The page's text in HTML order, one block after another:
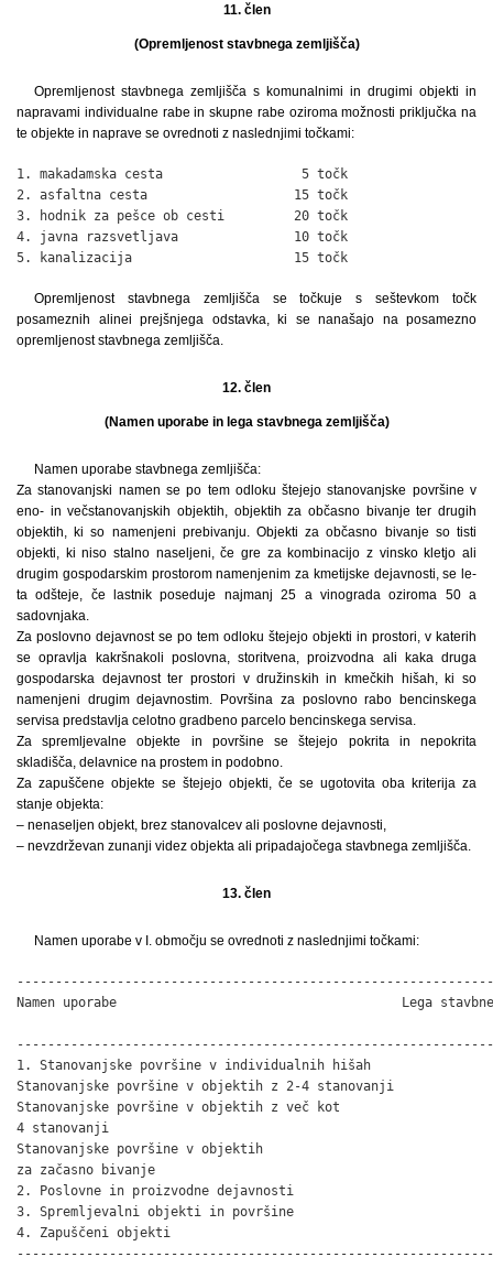
11. člen
(Opremljenost stavbnega zemljišča)
Opremljenost stavbnega zemljišča s komunalnimi in drugimi objekti in
napravami individualne rabe in skupne rabe oziroma možnosti priključka na
te objekte in naprave se ovrednoti z naslednjimi točkami:
1. makadamska cesta                  5 točk
2. asfaltna cesta                   15 točk
3. hodnik za pešce ob cesti         20 točk
4. javna razsvetljava               10 točk
5. kanalizacija                     15 točk
Opremljenost stavbnega zemljišča se točkuje s seštevkom točk
posameznih alinei prejšnjega odstavka, ki se nanašajo na posamezno
opremljenost stavbnega zemljišča.
12. člen
(Namen uporabe in lega stavbnega zemljišča)
Namen uporabe stavbnega zemljišča:
Za stanovanjski namen se po tem odloku štejejo stanovanjske površine v
eno- in večstanovanjskih objektih, objektih za občasno bivanje ter drugih
objektih, ki so namenjeni prebivanju. Objekti za občasno bivanje so tisti
objekti, ki niso stalno naseljeni, če gre za kombinacijo z vinsko kletjo ali
drugim gospodarskim prostorom namenjenim za kmetijske dejavnosti, se le-
ta odšteje, če lastnik poseduje najmanj 25 a vinograda oziroma 50 a
sadovnjaka.
Za poslovno dejavnost se po tem odloku štejejo objekti in prostori, v katerih
se opravlja kakršnakoli poslovna, storitvena, proizvodna ali kaka druga
gospodarska dejavnost ter prostori v družinskih in kmečkih hišah, ki so
namenjeni drugim dejavnostim. Površina za poslovno rabo bencinskega
servisa predstavlja celotno gradbeno parcelo bencinskega servisa.
Za spremljevalne objekte in površine se štejejo pokrita in nepokrita
skladišča, delavnice na prostem in podobno.
Za zapuščene objekte se štejejo objekti, če se ugotovita oba kriterija za
stanje objekta:
– nenaseljen objekt, brez stanovalcev ali poslovne dejavnosti,
– nevzdrževan zunanji videz objekta ali pripadajočega stavbnega zemljišča.
13. člen
Namen uporabe v I. območju se ovrednoti z naslednjimi točkami:
Namen uporabe                                     Lega
1. Stanovanjske površine v individualnih hišah
Stanovanjske površine v objektih z 2-4 stanovanji
Stanovanjske površine v objektih z več kot
4 stanovanji
Stanovanjske površine v objektih
za začasno bivanje
2. Poslovne in proizvodne dejavnosti
3. Spremljevalni objekti in površine
4. Zapuščeni objekti